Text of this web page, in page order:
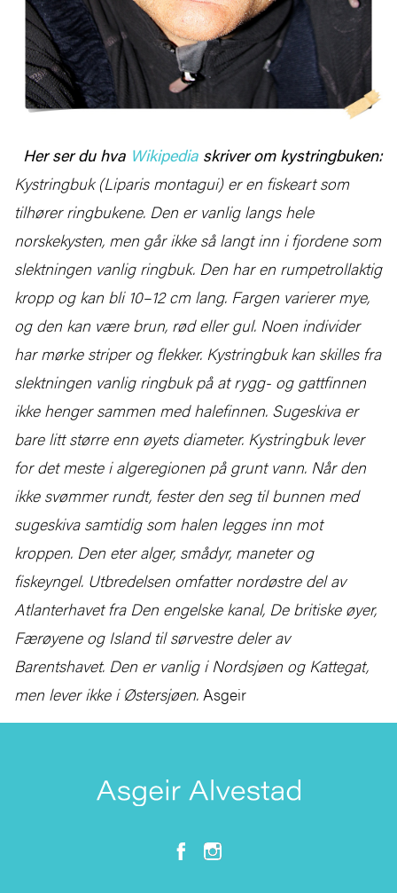
Her ser du hva Wikipedia skriver om kystringbuken:
Kystringbuk (Liparis montagui) er en fiskeart som
tilhører ringbukene. Den er vanlig langs hele
norskekysten, men går ikke så langt inn i fjordene som
slektningen vanlig ringbuk. Den har en rumpetrollaktig
kropp og kan bli 10–12 cm lang. Fargen varierer mye,
og den kan være brun, rød eller gul. Noen individer
har mørke striper og flekker. Kystringbuk kan skilles fra
slektningen vanlig ringbuk på at rygg- og gattfinnen
ikke henger sammen med halefinnen. Sugeskiva er
bare litt større enn øyets diameter. Kystringbuk lever
for det meste i algeregionen på grunt vann. Når den
ikke svømmer rundt, fester den seg til bunnen med
sugeskiva samtidig som halen legges inn mot
kroppen. Den eter alger, smådyr, maneter og
fiskeyngel. Utbredelsen omfatter nordøstre del av
Atlanterhavet fra Den engelske kanal, De britiske øyer,
Færøyene og Island til sørvestre deler av
Barentshavet. Den er vanlig i Nordsjøen og Kattegat,
men lever ikke i Østersjøen. Asgeir